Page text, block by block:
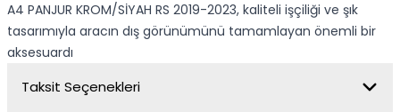
A4 PANJUR KROM/SİYAH RS 2019-2023, kaliteli işçiliği ve şık
tasarımıyla aracın dış görünümünü tamamlayan önemli bir
aksesuardı
Taksit Seçenekleri